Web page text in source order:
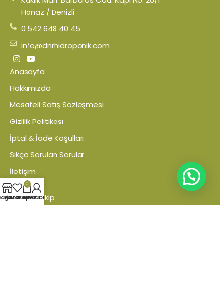
Honaz / Denizli
0 542 648 40 45
info@dnrhidroponik.com
Anasayfa
Hakkımızda
Mesafeli Satış Sözleşmesi
Gizlilik Politikası
İptal & İade Koşulları
Sıkça Sorulan Sorular
İletişim
Hesabım
Sipariş Takip
Favoriler
0
Sepet
Hesabım